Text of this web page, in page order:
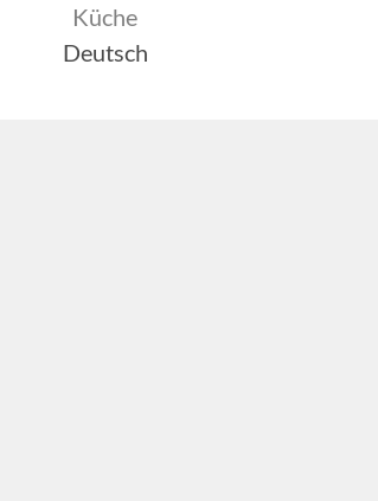
Küche
Deutsch